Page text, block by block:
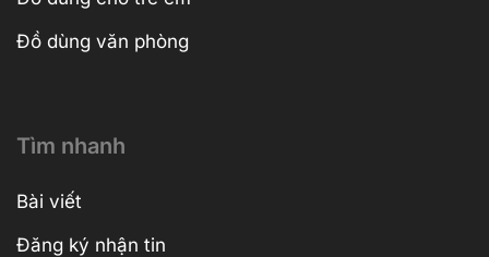
Đồ dùng văn phòng
Tìm nhanh
Bài viết
Đăng ký nhận tin